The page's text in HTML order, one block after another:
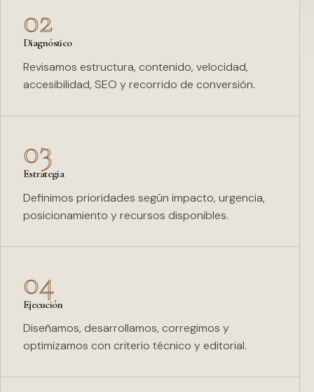
02
Diagnóstico
Revisamos estructura, contenido, velocidad,
accesibilidad, SEO y recorrido de conversión.
03
Estrategia
Definimos prioridades según impacto, urgencia,
posicionamiento y recursos disponibles.
04
Ejecución
Diseñamos, desarrollamos, corregimos y
optimizamos con criterio técnico y editorial.